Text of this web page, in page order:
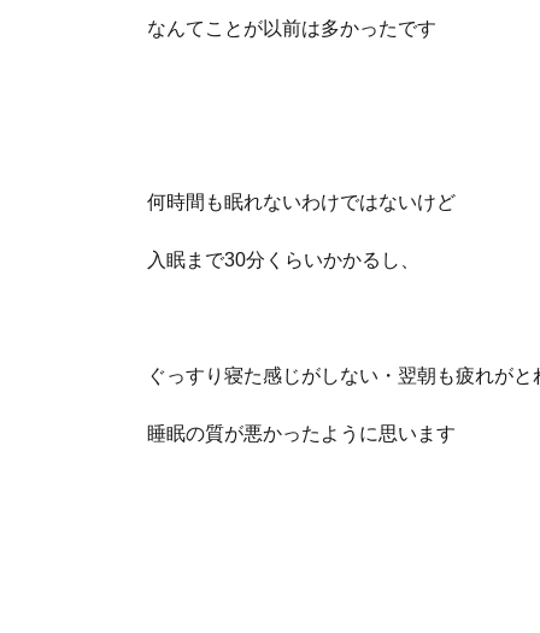
なんてことが以前は多かったです
何時間も眠れないわけではないけど
入眠まで30分くらいかかるし、
ぐっすり寝た感じがしない・翌朝も疲れがと
睡眠の質が悪かったように思います